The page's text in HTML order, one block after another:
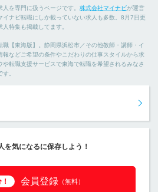
を専門に扱うページです。 株式会社マイナビが運営
ナビ転職にしか載っていない求人も多数。8月7日更
特集も掲載してます。
【東海版】。静岡県浜松市／その他教師・講師・イ
報などご希望の条件やこだわりの仕事スタイルから求
や転職支援サービスで東海で転職を希望されるみなさ
。
を気になるに保存しよう！
会員登録 （無料）